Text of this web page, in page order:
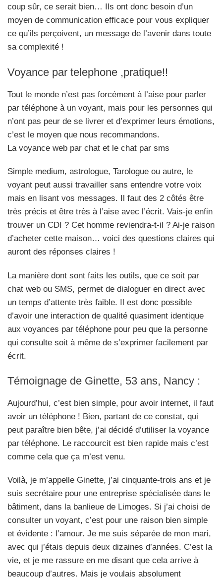
coup sûr, ce serait bien… Ils ont donc besoin d’un
moyen de communication efficace pour vous expliquer
ce qu’ils perçoivent, un message de l’avenir dans toute
sa complexité !
Voyance par telephone ,pratique!!
Tout le monde n’est pas forcément à l’aise pour parler
par téléphone à un voyant, mais pour les personnes qui
n’ont pas peur de se livrer et d’exprimer leurs émotions,
c’est le moyen que nous recommandons.
La voyance web par chat et le chat par sms
Simple medium, astrologue, Tarologue ou autre, le
voyant peut aussi travailler sans entendre votre voix
mais en lisant vos messages. Il faut des 2 côtés être
très précis et être très à l’aise avec l’écrit. Vais-je enfin
trouver un CDI ? Cet homme reviendra-t-il ? Ai-je raison
d’acheter cette maison… voici des questions claires qui
auront des réponses claires !
La manière dont sont faits les outils, que ce soit par
chat web ou SMS, permet de dialoguer en direct avec
un temps d’attente très faible. Il est donc possible
d’avoir une interaction de qualité quasiment identique
aux voyances par téléphone pour peu que la personne
qui consulte soit à même de s’exprimer facilement par
écrit.
Témoignage de Ginette, 53 ans, Nancy :
Aujourd’hui, c’est bien simple, pour avoir internet, il faut
avoir un téléphone ! Bien, partant de ce constat, qui
peut paraître bien bête, j’ai décidé d’utiliser la voyance
par téléphone. Le raccourcit est bien rapide mais c’est
comme cela que ça m’est venu.
Voilà, je m’appelle Ginette, j’ai cinquante-trois ans et je
suis secrétaire pour une entreprise spécialisée dans le
bâtiment, dans la banlieue de Limoges. Si j’ai choisi de
consulter un voyant, c’est pour une raison bien simple
et évidente : l’amour. Je me suis séparée de mon mari,
avec qui j’étais depuis deux dizaines d’années. C’est la
vie, et je me rassure en me disant que cela arrive à
beaucoup d’autres. Mais je voulais absolument